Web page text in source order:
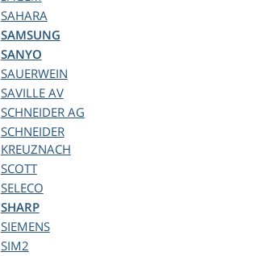
SAHARA
SAMSUNG
SANYO
SAUERWEIN
SAVILLE AV
SCHNEIDER AG
SCHNEIDER
KREUZNACH
SCOTT
SELECO
SHARP
SIEMENS
SIM2